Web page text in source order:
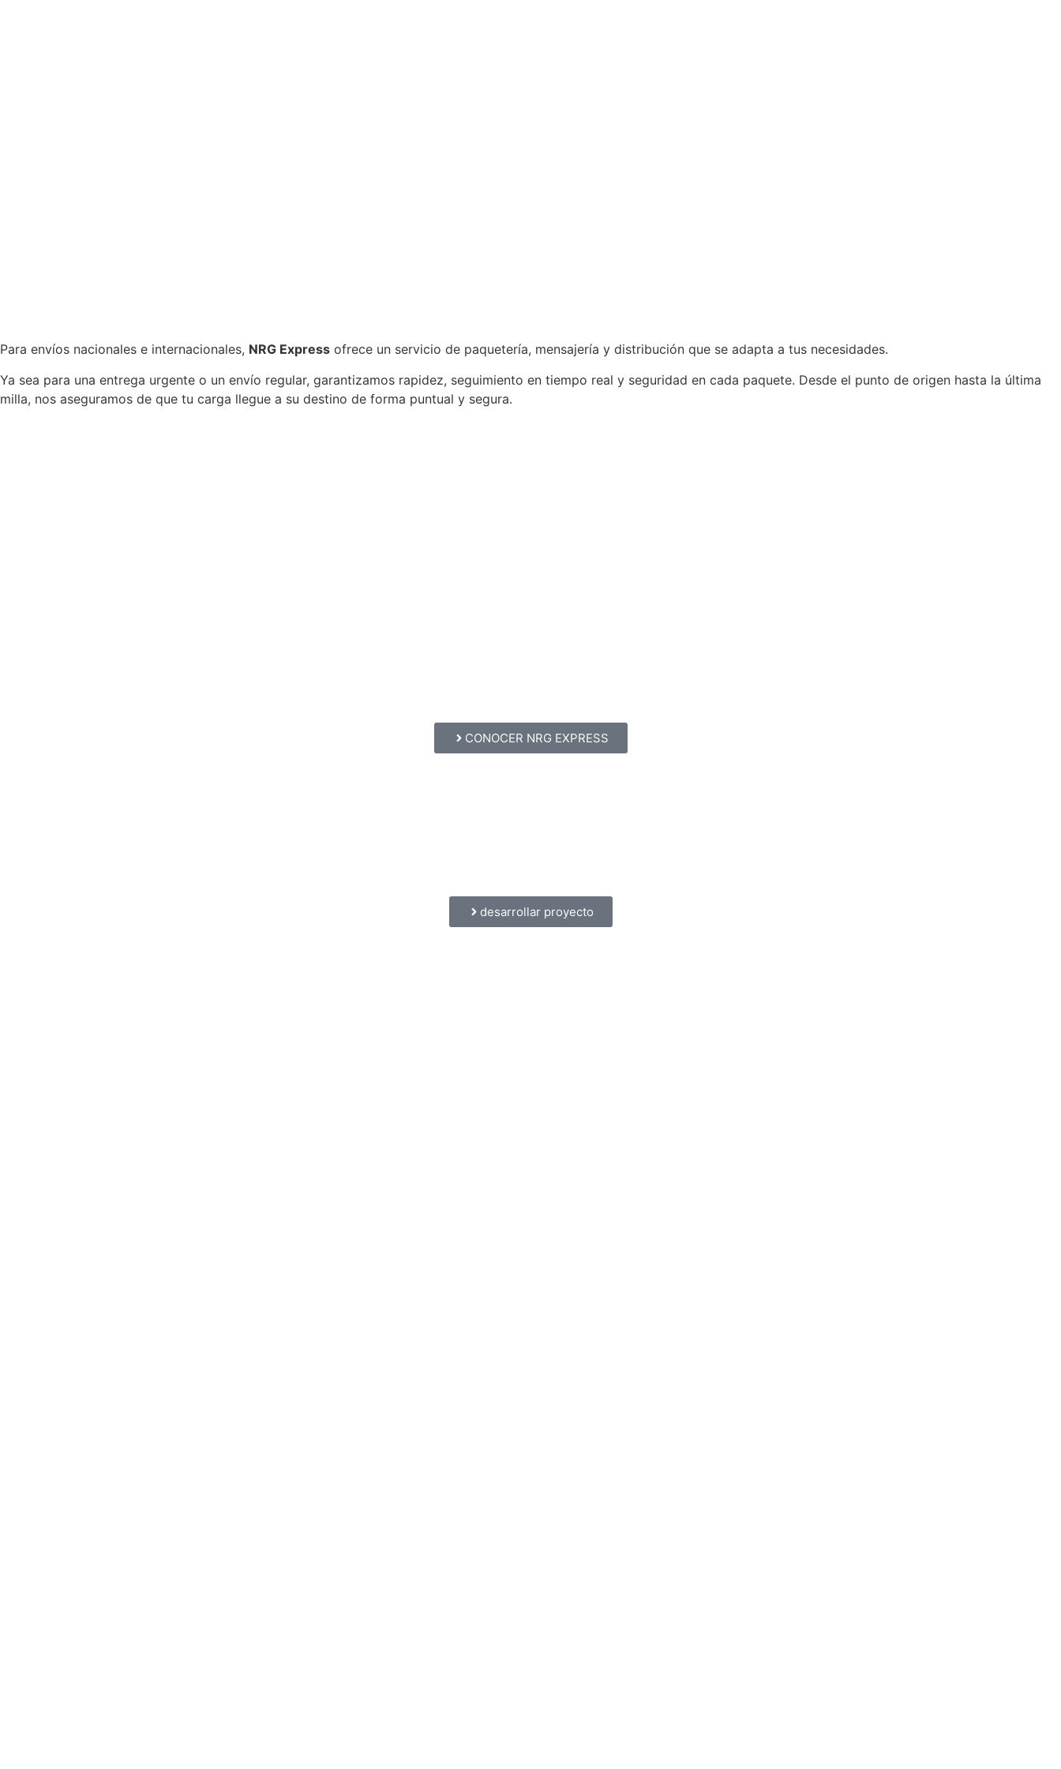
Para envíos nacionales e internacionales, NRG Express ofrece un servicio de paquetería, mensajería y distribución que se adapta a tus necesidades.
Ya sea para una entrega urgente o un envío regular, garantizamos rapidez, seguimiento en tiempo real y seguridad en cada paquete. Desde el punto de origen hasta la última
milla, nos aseguramos de que tu carga llegue a su destino de forma puntual y segura.
CONOCER NRG EXPRESS
desarrollar proyecto